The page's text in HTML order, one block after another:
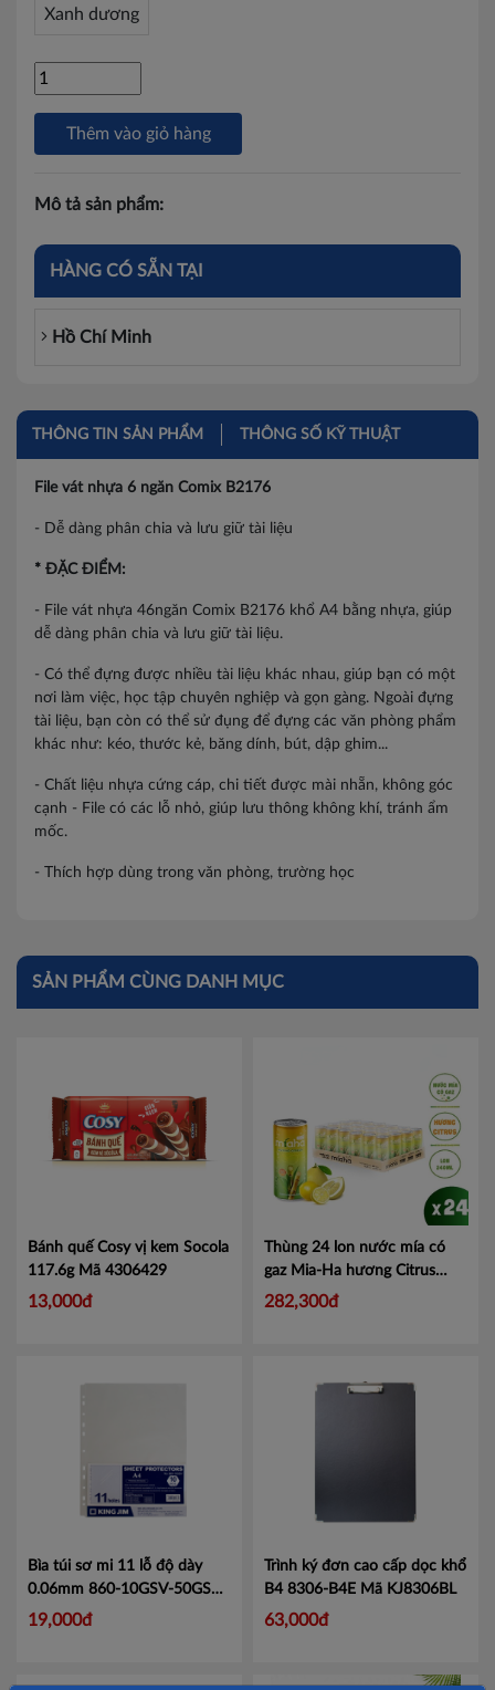
Xanh dương
Thêm vào giỏ hàng
Mô tả sản phẩm:
HÀNG CÓ SẴN TẠI
Hồ Chí Minh
THÔNG TIN SẢN PHẨM THÔNG SỐ KỸ THUẬT
File vát nhựa 6 ngăn Comix B2176
- Dễ dàng phân chia và lưu giữ tài liệu
* ĐẶC ĐIỂM:
- File vát nhựa 46ngăn Comix B2176 khổ A4 bằng nhựa, giúp
dễ dàng phân chia và lưu giữ tài liệu.
- Có thể đựng được nhiều tài liệu khác nhau, giúp bạn có một
nơi làm việc, học tập chuyên nghiệp và gọn gàng. Ngoài đựng
tài liệu, bạn còn có thể sử đụng để đựng các văn phòng phẩm
khác như: kéo, thước kẻ, băng dính, bút, dập ghim...
- Chất liệu nhựa cứng cáp, chi tiết được mài nhẵn, không góc
cạnh - File có các lỗ nhỏ, giúp lưu thông không khí, tránh ẩm
mốc.
- Thích hợp dùng trong văn phòng, trường học
SẢN PHẨM CÙNG DANH MỤC
Bánh quế Cosy vị kem Socola
117.6g Mã 4306429
13,000đ
Thùng 24 lon nước mía có
gaz Mia-Ha hương Citrus
240mlMã NMGC240
282,300đ
Bìa túi sơ mi 11 lỗ độ dày
0.06mm 860-10GSV-50GSV-
100GSVMã KJ860
19,000đ
Trình ký đơn cao cấp dọc khổ
B4 8306-B4E Mã KJ8306BL
63,000đ